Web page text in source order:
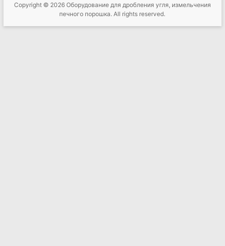
Copyright © 2026 Оборудование для дробления угля, измельчения
печного порошка. All rights reserved.